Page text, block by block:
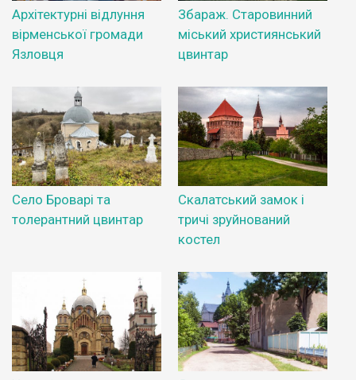
Архітектурні відлуння
вірменської громади
Язловця
Збараж. Старовинний
міський християнський
цвинтар
Село Броварі та
толерантний цвинтар
Скалатський замок і
тричі зруйнований
костел